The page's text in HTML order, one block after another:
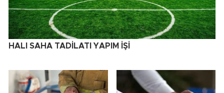
HALI SAHA TADİLATI YAPIM İŞİ